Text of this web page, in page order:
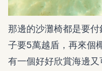
那邊的沙灘椅都是要
子要5萬越盾，再來個
有一個好好欣賞海邊